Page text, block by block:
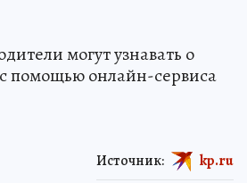
могут узнавать о
помощью онлайн-сервиса
Источник: kp.ru